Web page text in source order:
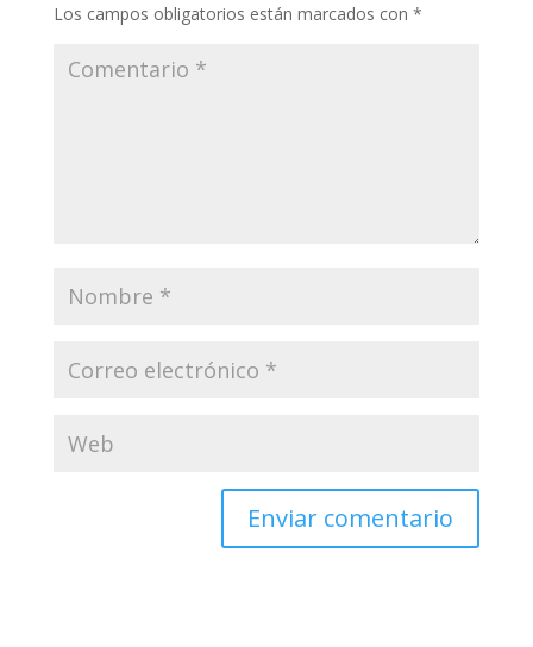
Los campos obligatorios están marcados con *